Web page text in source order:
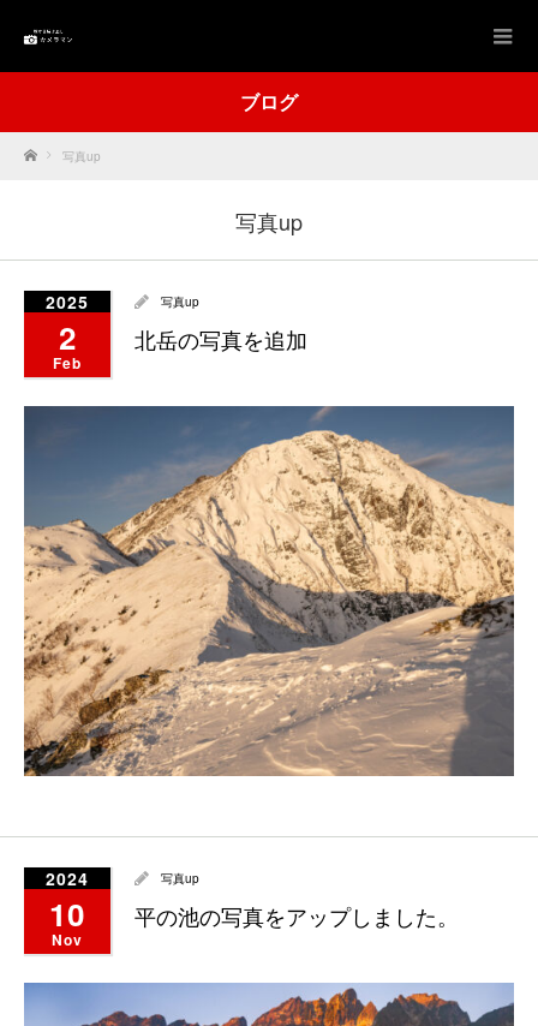
ブログ
Home 写真up
写真up
2025
2
Feb
写真up
北岳の写真を追加
2024
10
Nov
写真up
平の池の写真をアップしました。